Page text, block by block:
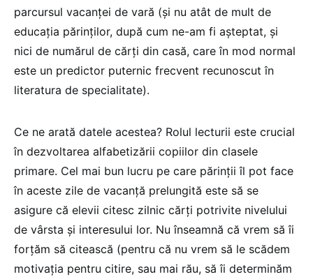
parcursul vacanței de vară (și nu atât de mult de
educația părinților, după cum ne-am fi așteptat, și
nici de numărul de cărți din casă, care în mod normal
este un predictor puternic frecvent recunoscut în
literatura de specialitate).
Ce ne arată datele acestea? Rolul lecturii este crucial
în dezvoltarea alfabetizării copiilor din clasele
primare. Cel mai bun lucru pe care părinții îl pot face
în aceste zile de vacanță prelungită este să se
asigure că elevii citesc zilnic cărți potrivite nivelului
de vârsta și interesului lor. Nu înseamnă că vrem să îi
forțăm să citească (pentru că nu vrem să le scădem
motivația pentru citire, sau mai rău, să îi determinăm